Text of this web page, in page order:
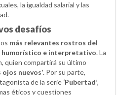
la igualdad salarial y las
desafíos
más relevantes rostros del
humorístico e interpretativo. La
quien compartirá su último
ojos nuevos’. Por su parte,
de la serie ‘Pubertad’,
éticos y cuestiones